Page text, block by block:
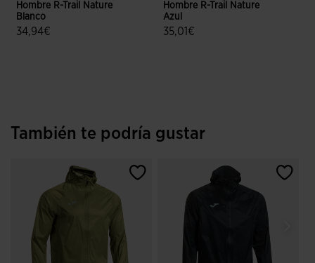
Hombre R-Trail Nature
Blanco
34,94€
Hombre R-Trail Nature
Azul
35,01€
También te podría gustar